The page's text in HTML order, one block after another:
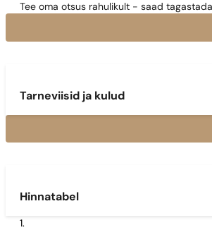
Tee oma otsus rahulikult - saad
Tarneviisid ja kulud
Hinnatabel